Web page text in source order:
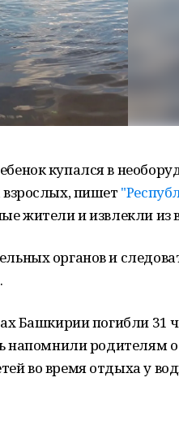
купался в
пишет
жители и извлекли из
органов и
Башкирии погибли 31
напомнили родителям о
во время отдыха у